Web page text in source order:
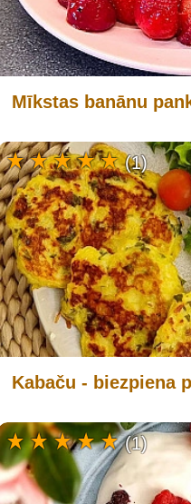
Mīkstas banānu
Kabaču - biezpiena
(1)
(1)